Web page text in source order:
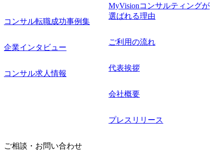
コンサル転職成功事例集
企業インタビュー
コンサル求人情報
MyVisionコンサルティングが
選ばれる理由
ご利用の流れ
代表挨拶
会社概要
プレスリリース
ご相談・お問い合わせ